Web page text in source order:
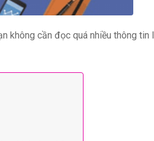
không cần đọc quá nhiều thông tin